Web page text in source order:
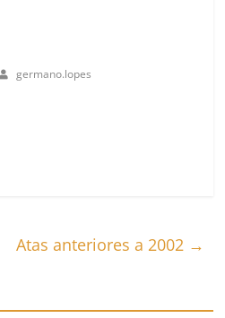
germano.lopes
Atas anteriores a 2002 →